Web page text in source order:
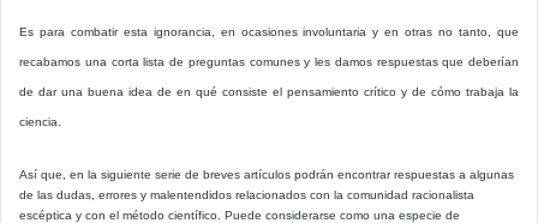
Es para combatir esta ignorancia, en ocasiones involuntaria y en otras no tanto, que
recabamos una corta lista de preguntas comunes y les damos respuestas que deberían
de dar una buena idea de en qué consiste el pensamiento crítico y de cómo trabaja la
ciencia.
Así que, en la siguiente serie de breves artículos podrán encontrar respuestas a algunas
de las dudas, errores y malentendidos relacionados con la comunidad racionalista
escéptica y con el método científico. Puede considerarse como una especie de